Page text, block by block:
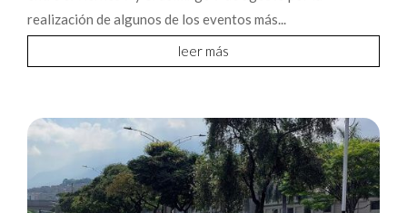
realización de algunos de los eventos más...
leer más